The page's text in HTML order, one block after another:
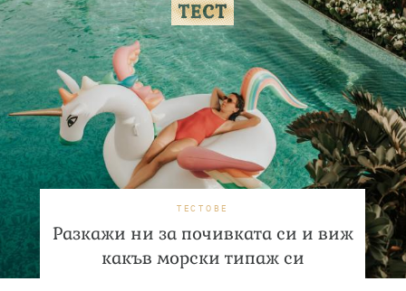
ТЕСТОВЕ
Разкажи ни за почивката си и виж
какъв морски типаж си